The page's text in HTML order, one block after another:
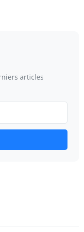
articles